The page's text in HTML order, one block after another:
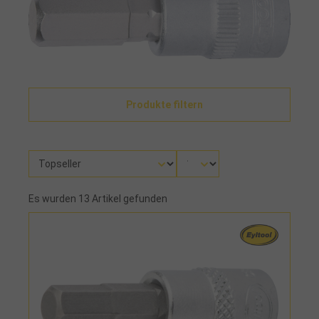
Produkte filtern
Es wurden 13 Artikel gefunden